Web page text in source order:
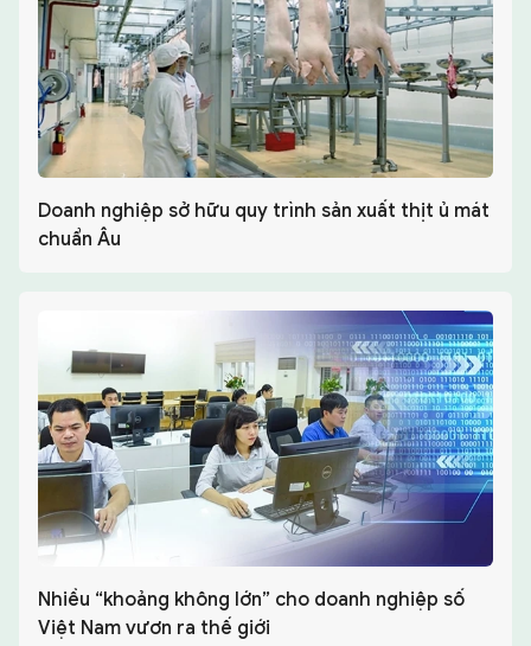
Doanh nghiệp sở hữu quy trình sản xuất thịt ủ mát
chuẩn Âu
Nhiều “khoảng không lớn” cho doanh nghiệp số
Việt Nam vươn ra thế giới